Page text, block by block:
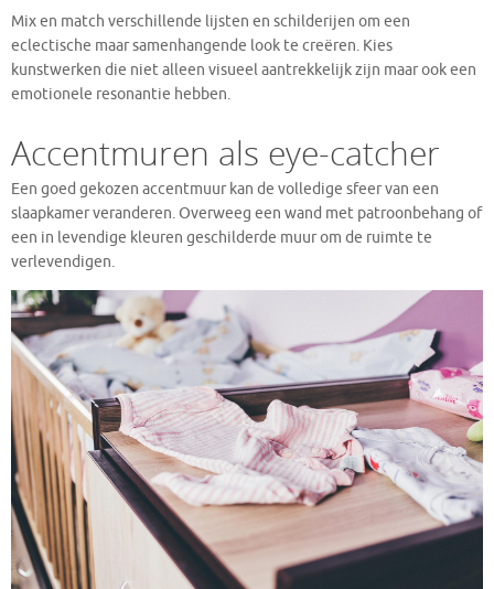
Mix en match verschillende lijsten en schilderijen om een
eclectische maar samenhangende look te creëren. Kies
kunstwerken die niet alleen visueel aantrekkelijk zijn maar ook een
emotionele resonantie hebben.
Accentmuren als eye-catcher
Een goed gekozen accentmuur kan de volledige sfeer van een
slaapkamer veranderen. Overweeg een wand met patroonbehang of
een in levendige kleuren geschilderde muur om de ruimte te
verlevendigen.